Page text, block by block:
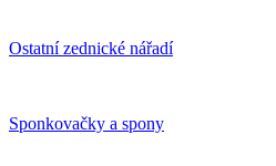
Ostatní zednické nářadí
Sponkovačky a spony